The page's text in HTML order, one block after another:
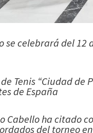
se celebrará del 12
de Tenis “Ciudad
de España
Cabello ha citado
del torneo